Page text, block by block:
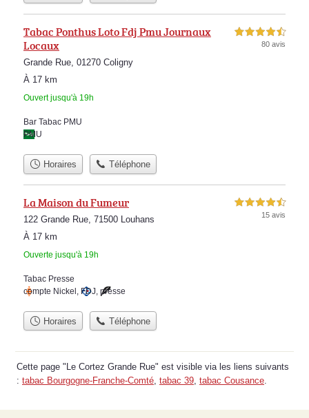
Tabac Ponthus Loto Fdj Pmu Journaux
Locaux
Grande Rue, 01270 Coligny
À 17 km
Ouvert jusqu'à 19h
4,5 étoiles sur 5
80 avis
Bar Tabac PMU
PMU
Horaires Téléphone
La Maison du Fumeur
122 Grande Rue, 71500 Louhans
À 17 km
Ouverte jusqu'à 19h
4,5 étoiles sur 5
15 avis
Tabac Presse
compte Nickel FDJ presse
Horaires Téléphone
Cette page "Le Cortez Grande Rue" est visible via les liens suivants
: tabac Bourgogne-Franche-Comté tabac 39 tabac Cousance